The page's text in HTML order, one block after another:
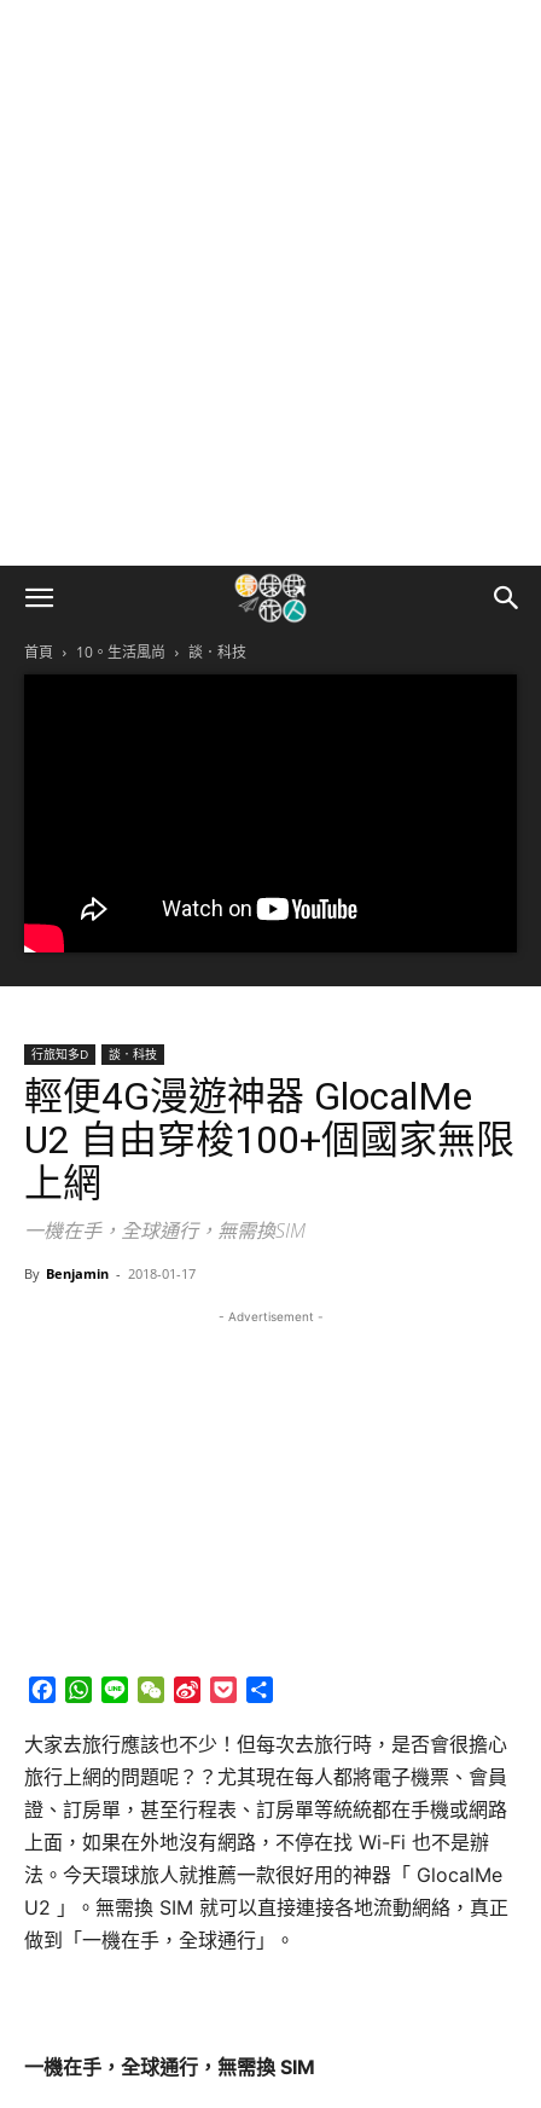
首頁 10。生活風尚 談．科技
行旅知多D 談．科技
輕便4G漫遊神器 GlocalMe
U2 自由穿梭100+個國家無限
上網
一機在手，全球通行，無需換SIM
By Benjamin - 2018-01-17
- Advertisement -
Facebook
WhatsApp
Line WeChat
Sina
Pocket
大家去旅行應該也不少！但每次去旅行時，是否會很擔心
旅行上網的問題呢？？尤其現在每人都將電子機票、會員
證、訂房單，甚至行程表、訂房單等統統都在手機或網路
上面，如果在外地沒有網路，不停在找 Wi-Fi 也不是辦
法。今天環球旅人就推薦一款很好用的神器「 GlocalMe
U2 」。無需換 SIM 就可以直接連接各地流動網絡，真正
做到「一機在手，全球通行」。
一機在手，全球通行，無需換 SIM